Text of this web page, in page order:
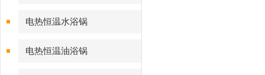
电热恒温水浴锅
电热恒温油浴锅